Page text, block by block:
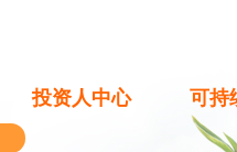
投资人中心 可持